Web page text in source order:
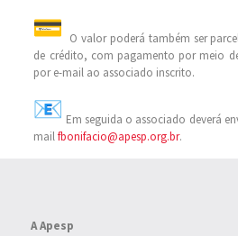
O valor poderá também ser
de crédito, com pagamento por meio
por e-mail ao associado inscrito.
Em seguida o associado deverá
mailfbonifacio@apesp.org.br.
A Apesp